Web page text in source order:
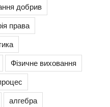
добрив
права
Фізичне виховання
алгебра